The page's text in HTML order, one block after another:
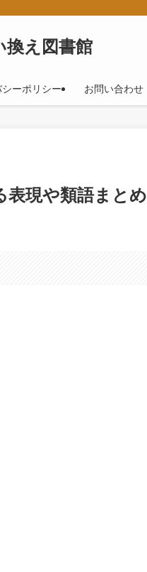
換え図書館
ーポリシー お問い合わせ
表現や類語まとめ